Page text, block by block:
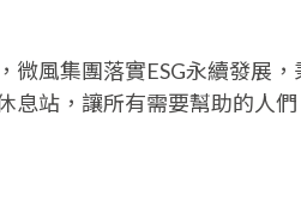
風集團落實ESG永續發展
站，讓所有需要幫助的人